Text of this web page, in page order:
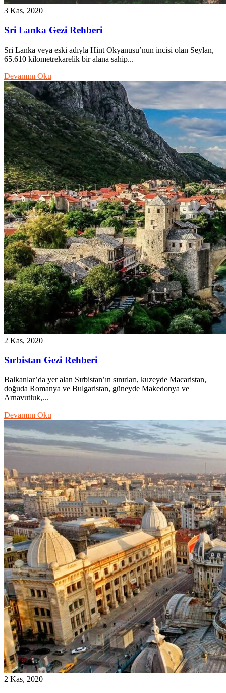
3 Kas, 2020
Sri Lanka Gezi Rehberi
Sri Lanka veya eski adıyla Hint Okyanusu’nun incisi olan Seylan,
65.610 kilometrekarelik bir alana sahip...
Devamını Oku
2 Kas, 2020
Sırbistan Gezi Rehberi
Balkanlar’da yer alan Sırbistan’ın sınırları, kuzeyde Macaristan,
doğuda Romanya ve Bulgaristan, güneyde Makedonya ve
Arnavutluk,...
Devamını Oku
2 Kas, 2020